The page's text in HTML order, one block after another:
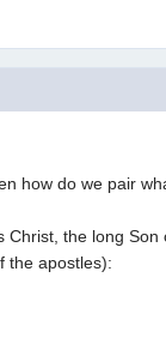
how do we pair
the long
the apostles):